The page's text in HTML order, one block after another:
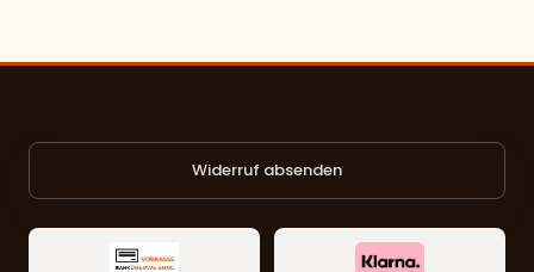
Widerruf absenden